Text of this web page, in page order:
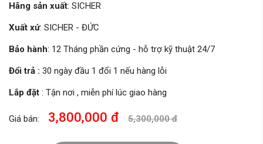
Hãng sản xuất: SICHER
Xuất xứ: SICHER - ĐỨC
Bảo hành: 12 Tháng phần cứng - hỗ trợ kỹ thuật 24/7
Đổi trả : 30 ngày đầu 1 đổi 1 nếu hàng lỗi
Lắp đặt : Tận nơi , miễn phí lúc giao hàng
Giá bán: 3,800,000 đ 5,300,000 đ